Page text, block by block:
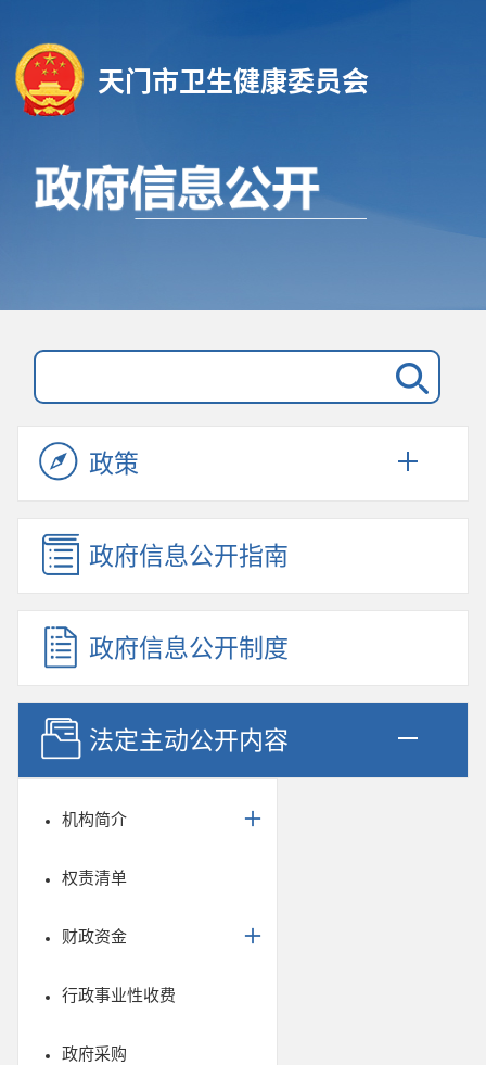
天门市卫生健康委员会
政策
政府信息公开指南
政府信息公开制度
法定主动公开内容
机构简介
权责清单
财政资金
行政事业性收费
政府采购